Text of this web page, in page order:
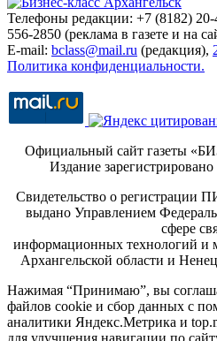
Телефоны редакции: +7 (8182)
556-2850 (реклама в газете и на
E-mail: bclass@mail.ru (редакция),
Политика конфиденциальности.
Официальный сайт газеты
Издание
Свидетельство о регистрации
выдано Управлением
сфере
информационных технологий и
Архангельской области и
Нажимая “Принимаю”, вы
файлов cookie и сбор данных с
аналитики Яндекс.Метрика и
для улучшения навигации по